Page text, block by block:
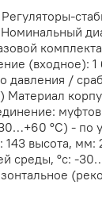
(входное):
давления /
Материал
°С) - по
высота, мм:
среды, °с: -